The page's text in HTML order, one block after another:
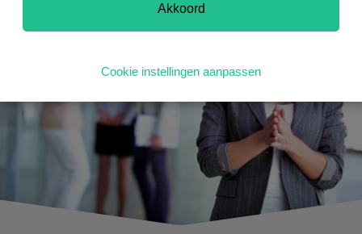
Akkoord
Cookie instellingen aanpassen